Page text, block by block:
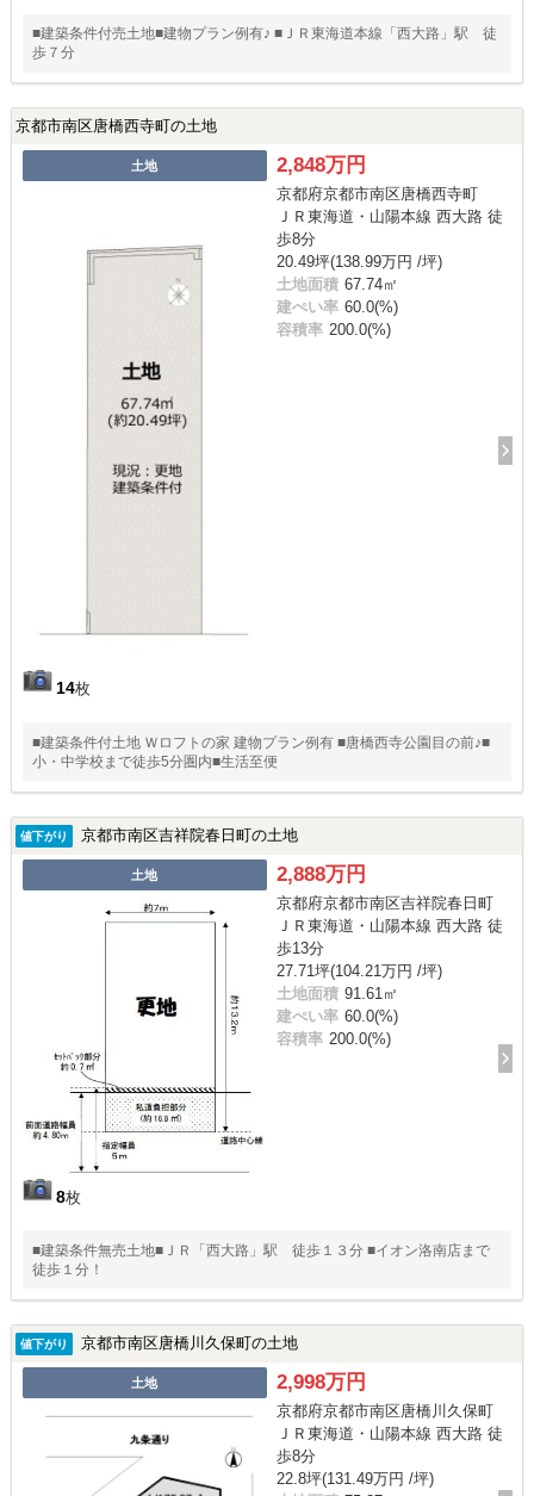
■建築条件付売土地■建物プラン例有♪ ■ＪＲ東海道本線「西大路」駅 徒
歩７分
京都市南区唐橋西寺町の土地
土地
14枚
2,848万円
京都府京都市南区唐橋西寺町
ＪＲ東海道・山陽本線 西大路 徒
歩8分
20.49坪(138.99万円 /坪)
土地面積 67.74㎡
建ぺい率 60.0(%)
容積率 200.0(%)
■建築条件付土地 Ｗロフトの家 建物プラン例有 ■唐橋西寺公園目の前♪■
小・中学校まで徒歩5分圏内■生活至便
値下がり 京都市南区吉祥院春日町の土地
土地
8枚
2,888万円
京都府京都市南区吉祥院春日町
ＪＲ東海道・山陽本線 西大路 徒
歩13分
27.71坪(104.21万円 /坪)
土地面積 91.61㎡
建ぺい率 60.0(%)
容積率 200.0(%)
■建築条件無売土地■ＪＲ「西大路」駅 徒歩１３分 ■イオン洛南店まで
徒歩１分！
値下がり 京都市南区唐橋川久保町の土地
土地 2,998万円
京都府京都市南区唐橋川久保町
ＪＲ東海道・山陽本線 西大路 徒
歩8分
22.8坪(131.49万円 /坪)